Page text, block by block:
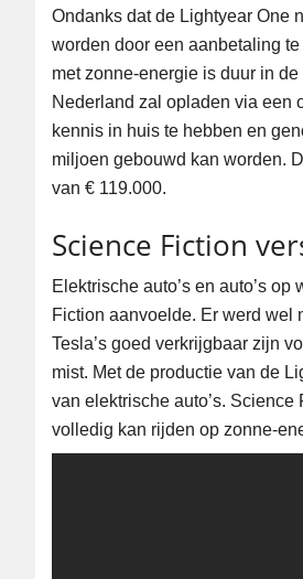
Ondanks dat de Lightyear One
worden door een aanbetaling
met zonne-energie is duur in
Nederland zal opladen via een
kennis in huis te hebben en
miljoen gebouwd kan worden.
van € 119.000.
Science Fiction
Elektrische auto’s en auto’s
Fiction aanvoelde. Er werd wel
Tesla’s goed verkrijgbaar zijn
mist. Met de productie van de
van elektrische auto’s.
volledig kan rijden op zonne-